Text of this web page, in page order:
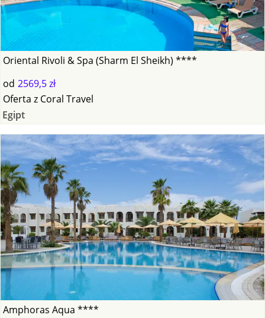
Oriental Rivoli & Spa (Sharm El Sheikh) ****
od 2569,5 zł
Oferta z Coral Travel
Egipt
Amphoras Aqua ****